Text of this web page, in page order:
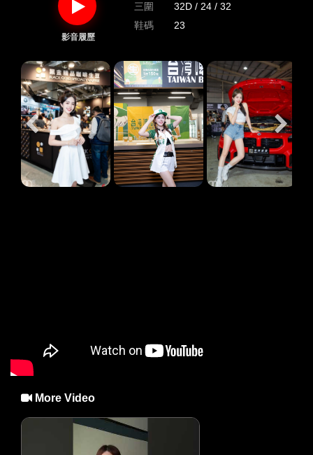
影音履歷
三圍
32D / 24 / 32
鞋碼
23
More Video